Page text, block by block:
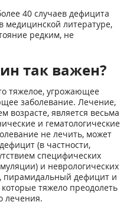
40 случаев дефицита
медицинской литературе,
редким, не
так важен?
тяжелое, угрожающее
заболевание. Лечение,
возрасте, является весьма
и гематологические
не лечить, может
(в частности,
специфических
и неврологических
пирамидальный дефицит и
тяжело преодолеть
лечения.